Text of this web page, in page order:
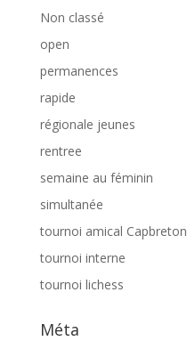
Non classé
open
permanences
rapide
régionale jeunes
rentree
semaine au féminin
simultanée
tournoi amical Capbreton
tournoi interne
tournoi lichess
Méta